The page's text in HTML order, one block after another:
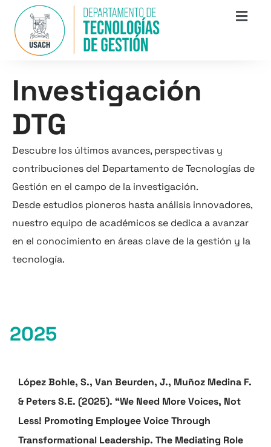
Investigación
DTG
Descubre los últimos avances, perspectivas y
contribuciones del Departamento de Tecnologías de
Gestión en el campo de la investigación.
Desde estudios pioneros hasta análisis innovadores,
nuestro equipo de académicos se dedica a avanzar
en el conocimiento en áreas clave de la gestión y la
tecnología.
2025
López Bohle, S., Van Beurden, J., Muñoz Medina F.
& Peters S.E. (2025). “We Need More Voices, Not
Less! Promoting Employee Voice Through
Transformational Leadership. The Mediating Role